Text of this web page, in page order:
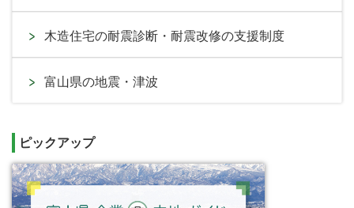
木造住宅の耐震診断・耐震改修の支援制度
富山県の地震・津波
ピックアップ